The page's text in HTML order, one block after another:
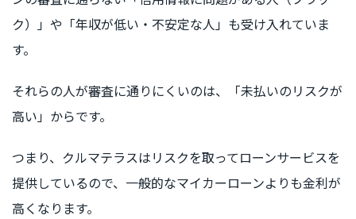
ク）」や「年収が低い・不安定な人」も受け入れていま
す。
それらの人が審査に通りにくいのは、「未払いのリスクが
高い」からです。
つまり、クルマテラスはリスクを取ってローンサービスを
提供しているので、一般的なマイカーローンよりも金利が
高くなります。